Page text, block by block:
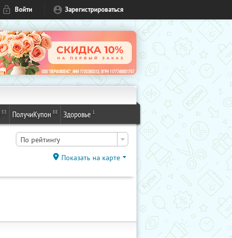
Войти Зарегистрироваться
53 ПолучиКупон 88 Здоровье 1
По рейтингу
Показать на карте